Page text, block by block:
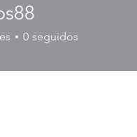
0 seguidos